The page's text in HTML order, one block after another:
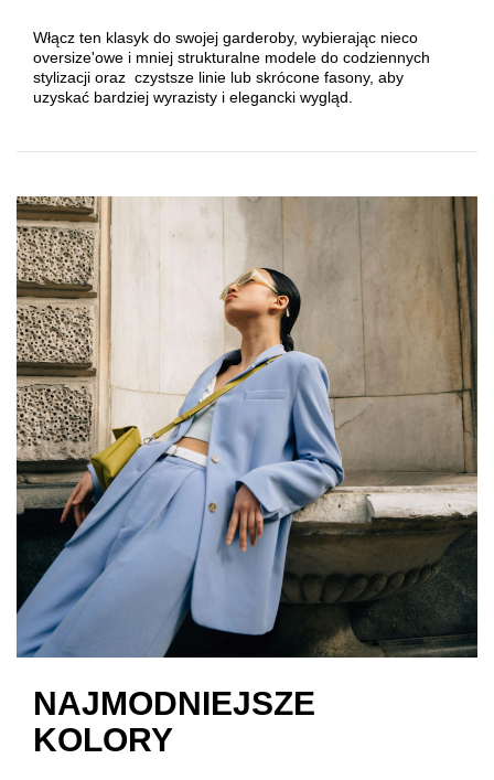
Włącz ten klasyk do swojej garderoby, wybierając nieco
oversize'owe i mniej strukturalne modele do codziennych
stylizacji oraz czystsze linie lub skrócone fasony, aby
uzyskać bardziej wyrazisty i elegancki wygląd.
NAJMODNIEJSZE
KOLORY